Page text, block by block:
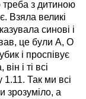
з дитиною
Взяла великі
синові і
це були А, О
і проспівує
і ті всі
Так ми всі
зрозуміло, а